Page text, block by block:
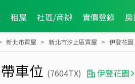
租屋 社區/商辦 實價登錄 房
新北市買屋 新北市汐止區買屋 伊登花
車位 (7604TX)
伊登花園